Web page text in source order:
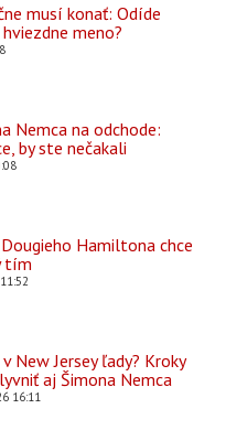
musí konať: Odíde
meno?
Nemca na odchode:
by ste nečakali
Hamiltona chce
tím
New Jersey ľady? Kroky
aj Šimona Nemca
16:11